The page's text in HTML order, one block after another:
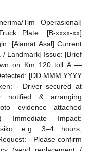
Tim Operasional]
Plate: [B-xxxx-xx]
[Alamat Asal] Current
/ Landmark] Issue: [Brief
on Km 120 toll A —
[DD MMM YYYY
- Driver secured at
notified & arranging
evidence attached
Immediate Impact:
e.g. 3–4 hours;
- Please confirm